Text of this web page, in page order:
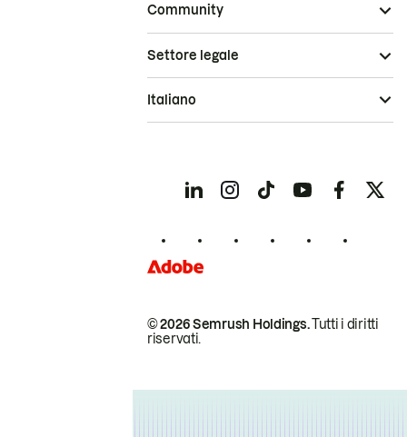
Community
© 2026 Semrush Holdings.Tutti i diritti
riservati.
Settore legale
Italiano